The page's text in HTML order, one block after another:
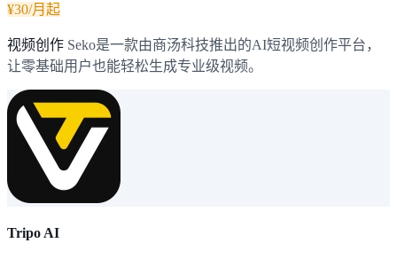
¥30/月起
视频创作 Seko是一款由商汤科技推出的AI短视频创作平台，
让零基础用户也能轻松生成专业级视频。
Tripo AI